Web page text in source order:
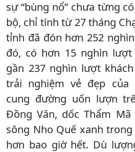
sự “bùng nổ” chưa từng
bộ, chỉ tính từ 27 tháng
tỉnh đã đón hơn 252
đó, có hơn 15 nghìn
gần 237 nghìn lượt
trải nghiệm vẻ đẹp của
cung đường uốn lượn
Đồng Văn, dốc Thẩm
sông Nho Quế xanh
hơn bao giờ hết. Dù